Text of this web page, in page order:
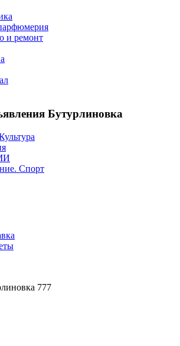
и ремонт
Бутурлиновка
Спорт
777